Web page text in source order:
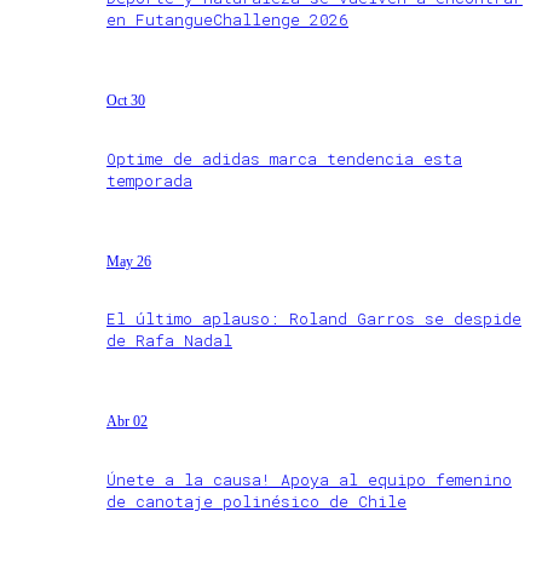
en FutangueChallenge 2026
Oct 30
Optime de adidas marca tendencia esta
temporada
May 26
El último aplauso: Roland Garros se despide
de Rafa Nadal
Abr 02
Únete a la causa! Apoya al equipo femenino
de canotaje polinésico de Chile